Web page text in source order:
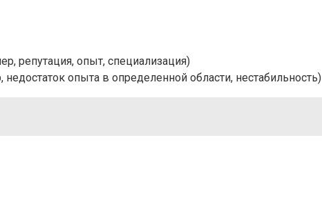
репутация, опыт, специализация)
опыта в определенной области, нестабильность)